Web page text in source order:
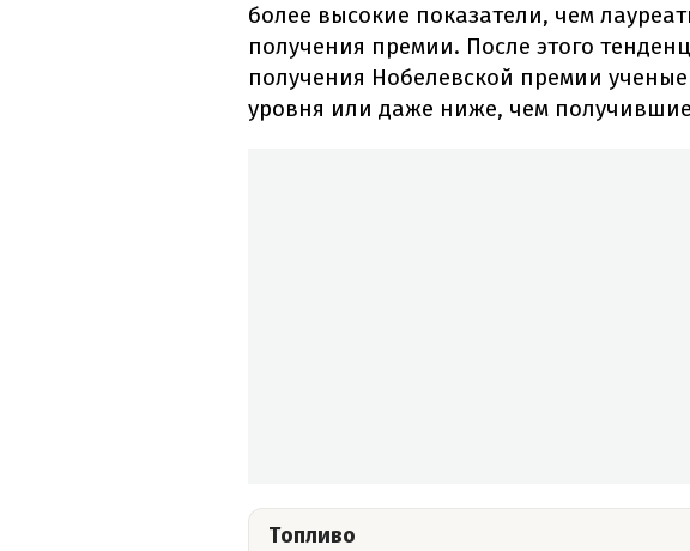
более высокие показатели, чем
получения премии. После этого
получения Нобелевской премии
уровня или даже ниже, чем
Топливо